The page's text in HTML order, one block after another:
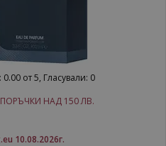
0.00 от 5, Гласували: 0
НАД 150 ЛВ.
10.08.2026г.